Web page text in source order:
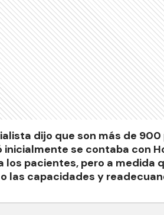
dijo que son más de
inicialmente se contaba con
los pacientes, pero a medida
las capacidades y